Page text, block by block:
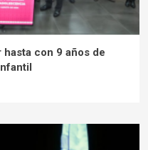
con 9 años de